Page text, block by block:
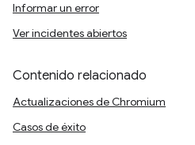
Informar un error
Ver incidentes abiertos
Contenido relacionado
Actualizaciones de Chromium
Casos de éxito